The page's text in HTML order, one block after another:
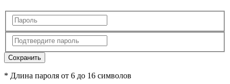
Сохранить
* Длина пароля от 6 до 16 символов